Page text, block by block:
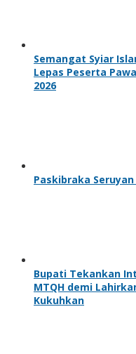
Semangat Syiar
Lepas Peserta
2026
Paskibraka
Bupati Tekankan
MTQH demi
Kukuhkan